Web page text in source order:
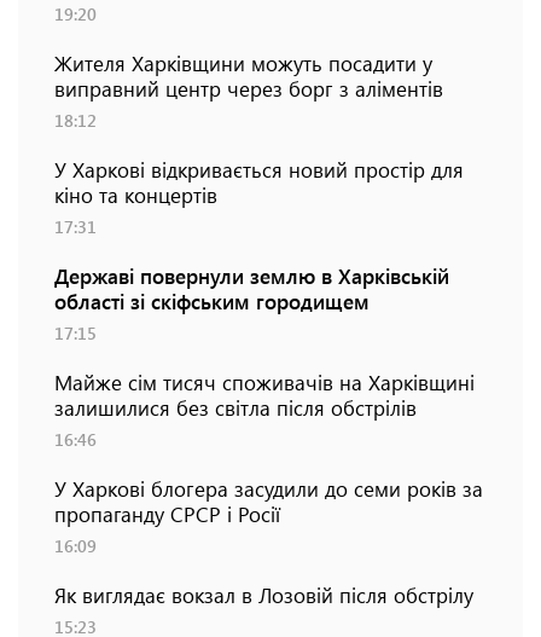
19:20
Жителя Харківщини можуть посадити у
виправний центр через борг з аліментів
18:12
У Харкові відкривається новий простір для
кіно та концертів
17:31
Державі повернули землю в Харківській
області зі скіфським городищем
17:15
Майже сім тисяч споживачів на Харківщині
залишилися без світла після обстрілів
16:46
У Харкові блогера засудили до семи років за
пропаганду СРСР і Росії
16:09
Як виглядає вокзал в Лозовій після обстрілу
15:23